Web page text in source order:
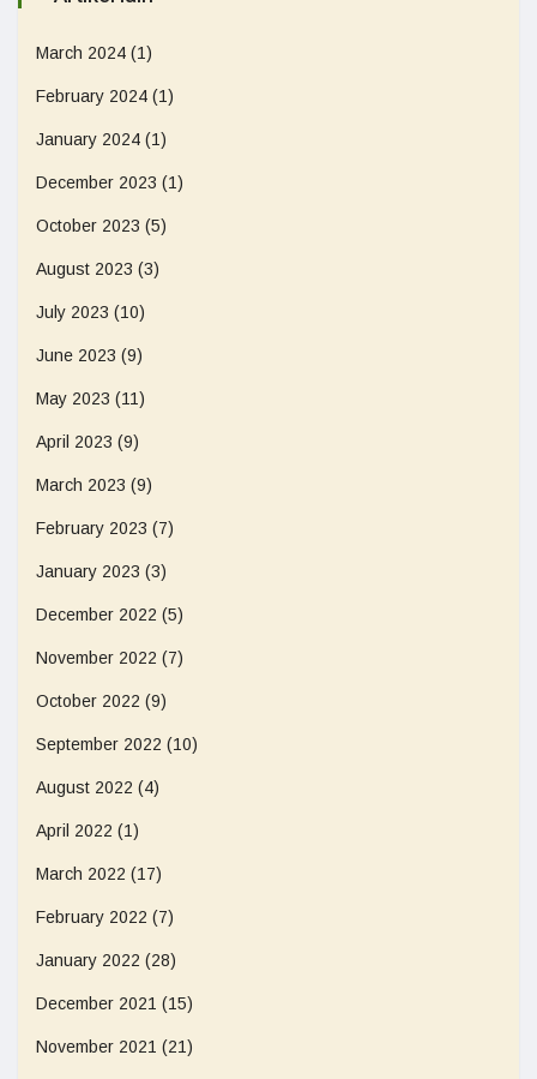
March 2024 (1)
February 2024 (1)
January 2024 (1)
December 2023 (1)
October 2023 (5)
August 2023 (3)
July 2023 (10)
June 2023 (9)
May 2023 (11)
April 2023 (9)
March 2023 (9)
February 2023 (7)
January 2023 (3)
December 2022 (5)
November 2022 (7)
October 2022 (9)
September 2022 (10)
August 2022 (4)
April 2022 (1)
March 2022 (17)
February 2022 (7)
January 2022 (28)
December 2021 (15)
November 2021 (21)